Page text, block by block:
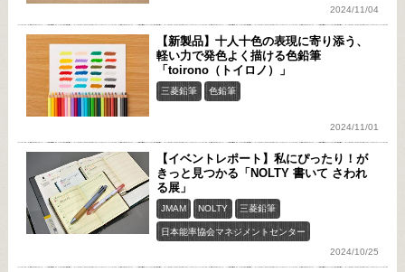
2024/11/04
【新製品】十人十色の表現に寄り添う、
軽い力で発色よく描ける色鉛筆
「toirono（トイロノ）」
三菱鉛筆 色鉛筆
2024/11/01
【イベントレポート】私にぴったり！が
きっと見つかる「NOLTY 書いて さわれ
る展」
JMAM NOLTY 三菱鉛筆
日本能率協会マネジメントセンター
2024/10/25